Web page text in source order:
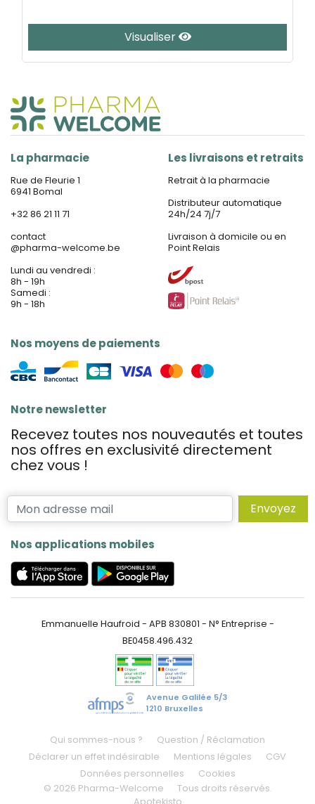
Visualiser
La pharmacie
Rue de Fleurie 1
6941 Bomal
+32 86 21 11 71
contact
@pharma-welcome.be
Lundi au vendredi :
8h - 19h
Samedi :
9h - 18h
Nos moyens de paiements
Les livraisons et retraits
Retrait à la pharmacie
Distributeur automatique
24h/24 7j/7
Livraison à domicile ou en
Point Relais
Notre newsletter
Recevez toutes nos nouveautés et toutes
nos offres en exclusivité directement
chez vous !
Envoyez
Nos applications mobiles
Emmanuelle Haufroid - APB 830801 - N° Entreprise -
BE0458.496.432
Avenue Galilée 5/3
1210 Bruxelles
Qui sommes-nous ?
Question / Réclamation
Déclarer un effet indésirable
Mentions légales
CGV
Données personnelles
Cookies
© 2026 Pharma-Welcome
Tous droits réservés.
Apotekisto